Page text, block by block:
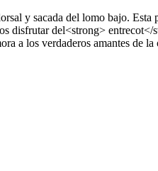
y sacada del lomo bajo. Esta
disfrutar del<strong> entrecot</
a los verdaderos amantes de